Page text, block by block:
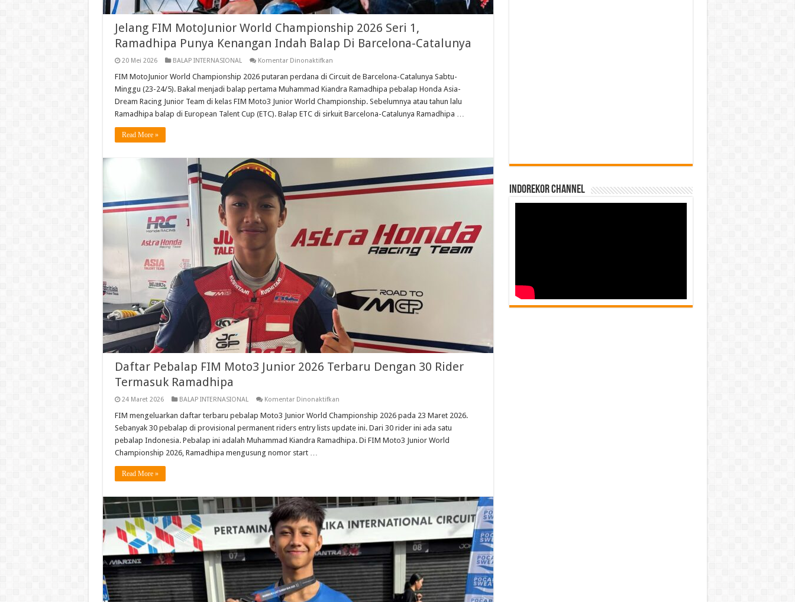
Jelang FIM MotoJunior World Championship 2026 Seri 1,
Ramadhipa Punya Kenangan Indah Balap Di Barcelona-Catalunya
20 Mei 2026 BALAP INTERNASIONAL Komentar Dinonaktifkanpada
FIM
World
Championship
2026
Seri
Balap
Catalunya
FIM MotoJunior World Championship 2026 putaran perdana di Circuit de Barcelona-Catalunya Sabtu-
Minggu (23-24/5). Bakal menjadi balap pertama Muhammad Kiandra Ramadhipa pebalap Honda Asia-
Dream Racing Junior Team di kelas FIM Moto3 Junior World Championship. Sebelumnya atau tahun lalu
Ramadhipa balap di European Talent Cup (ETC). Balap ETC di sirkuit Barcelona-Catalunya Ramadhipa …
Read More »
Daftar Pebalap FIM Moto3 Junior 2026 Terbaru Dengan 30 Rider
Termasuk Ramadhipa
24 Maret 2026 BALAP INTERNASIONAL Komentar Dinonaktifkanpada
Pebalap
FIM
Moto3
Junior
2026
FIM mengeluarkan daftar terbaru pebalap Moto3 Junior World Championship 2026 pada 23 Maret 2026.
Sebanyak 30 pebalap di provisional permanent riders entry lists update ini. Dari 30 rider ini ada satu
pebalap Indonesia. Pebalap ini adalah Muhammad Kiandra Ramadhipa. Di FIM Moto3 Junior World
Championship 2026, Ramadhipa mengusung nomor start …
Read More »
INDOREKOR CHANNEL